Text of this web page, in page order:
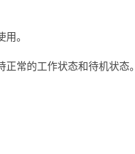
。
常的工作状态和待机状态。